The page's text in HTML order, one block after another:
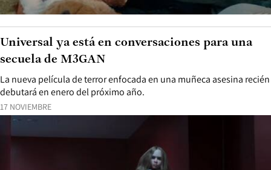
17 NOVIEMBRE
La nueva película de terror enfocada en una muñeca asesina recién
debutará en enero del próximo año.
Universal ya está en conversaciones para una
secuela de M3GAN